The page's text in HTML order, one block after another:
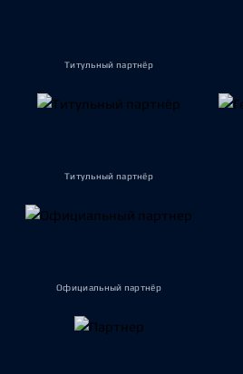
Титульный партнёр
Титульный партнёр
Официальный партнёр